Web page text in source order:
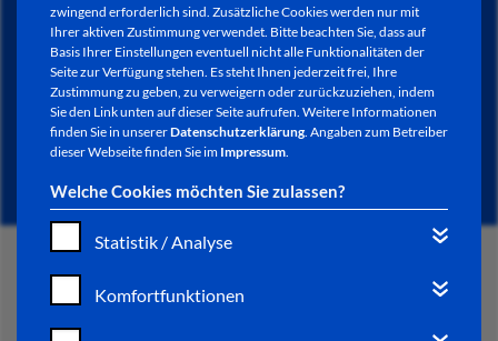
zwingend erforderlich sind. Zusätzliche Cookies werden nur mit
Ihrer aktiven Zustimmung verwendet. Bitte beachten Sie, dass auf
Basis Ihrer Einstellungen eventuell nicht alle Funktionalitäten der
Seite zur Verfügung stehen. Es steht Ihnen jederzeit frei, Ihre
Zustimmung zu geben, zu verweigern oder zurückzuziehen, indem
Sie den Link unten auf dieser Seite aufrufen. Weitere Informationen
finden Sie in unsererDatenschutzerklärung. Angaben zum Betreiber
dieser Webseite finden Sie im Impressum.
Welche Cookies möchten Sie zulassen?
Statistik / Analyse
Komfortfunktionen
NEWSLETTER / CITY LETTER
START